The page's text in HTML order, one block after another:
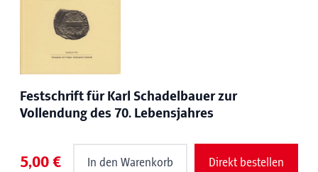
Festschrift für Karl Schadelbauer zur
Vollendung des 70. Lebensjahres
5,00 € In den Warenkorb Direkt bestellen